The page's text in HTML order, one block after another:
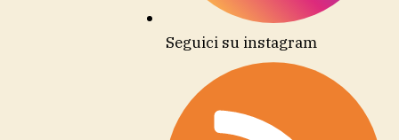
Seguici su instagram